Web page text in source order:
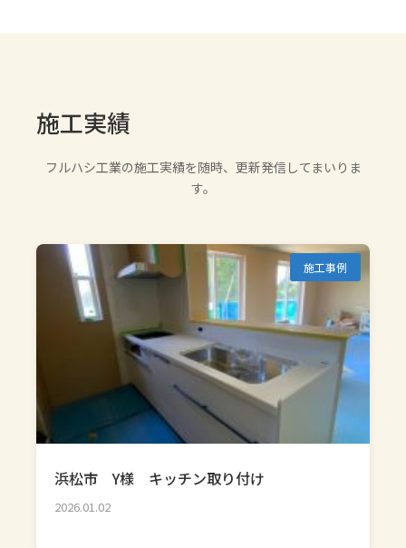
施工実績
フルハシ工業の施工実績を随時、更新発信してまいりま
す。
施工事例
浜松市 Y様 キッチン取り付け
2026.01.02